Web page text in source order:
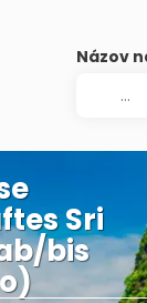
Názov
Sri
bis